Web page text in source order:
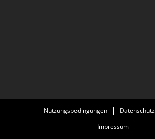
Nutzungsbedingungen
Impressum